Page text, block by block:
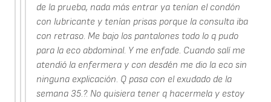
de la prueba, nada más entrar ya tenían el condón
con lubricante y tenían prisas porque la consulta iba
con retraso. Me bajo los pantalones todo lo q pudo
para la eco abdominal. Y me enfade. Cuando salí me
atendió la enfermera y con desdén me dio la eco sin
ninguna explicación. Q pasa con el exudado de la
semana 35.?. No quisiera tener q hacermela y estoy